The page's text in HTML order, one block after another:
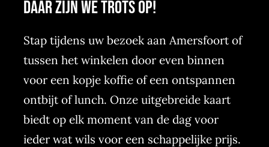
Daar zijn we trots op!
Stap tijdens uw bezoek aan Amersfoort of
tussen het winkelen door even binnen
voor een kopje koffie of een ontspannen
ontbijt of lunch. Onze uitgebreide kaart
biedt op elk moment van de dag voor
ieder wat wils voor een schappelijke prijs.